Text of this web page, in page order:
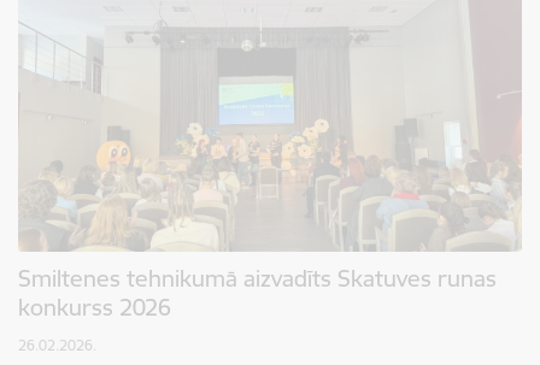
Smiltenes tehnikumā aizvadīts Skatuves runas
konkurss 2026
26.02.2026.